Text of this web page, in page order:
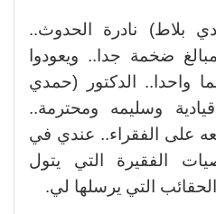
بلاط) نادرة الحدوث..
ضخمة جدا.. ويعودوا
واحدا.. الدكتور (حمدي
وسليمه ومحترمة..
على الفقراء.. عندي في
الفقيرة التي يتول
التي يرسلها لي.